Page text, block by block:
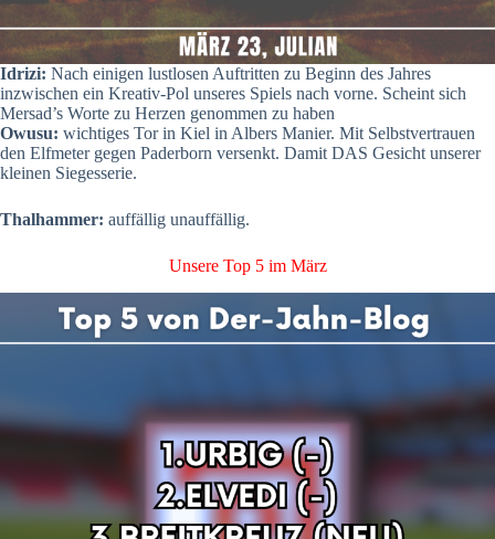
Idrizi: Nach einigen lustlosen Auftritten zu Beginn des Jahres
inzwischen ein Kreativ-Pol unseres Spiels nach vorne. Scheint sich
Mersad’s Worte zu Herzen genommen zu haben
Owusu: wichtiges Tor in Kiel in Albers Manier. Mit Selbstvertrauen
den Elfmeter gegen Paderborn versenkt. Damit DAS Gesicht unserer
kleinen Siegesserie.
Thalhammer: auffällig unauffällig.
Unsere Top 5 im März